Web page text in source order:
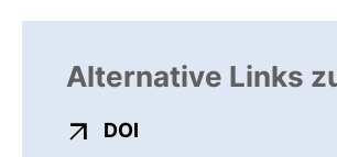
Alternative Links
DOI